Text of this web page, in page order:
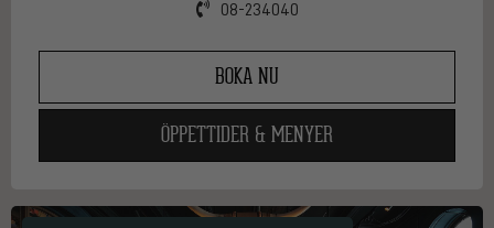
08-234040
BOKA NU
ÖPPETTIDER & MENYER